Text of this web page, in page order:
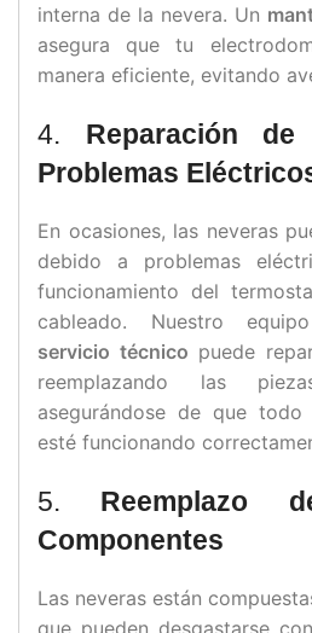
interna de la nevera. Un
asegura que tu
manera eficiente, evitando
4. Reparación
Problemas
En ocasiones, las neveras
debido a problemas
funcionamiento del
cableado. Nuestro
servicio técnico puede
reemplazando las
asegurándose de que
esté funcionando
5. Reemplazo
Componentes
Las neveras están
que pueden desgastarse